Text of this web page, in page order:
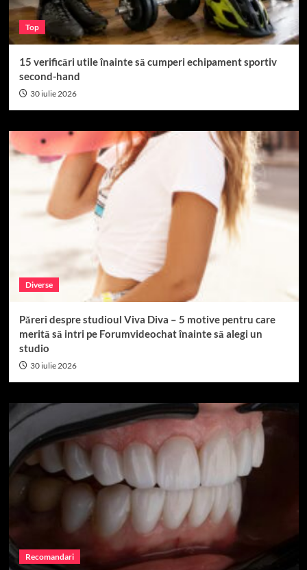
Top
15 verificări utile înainte să cumperi echipament sportiv
second-hand
30 iulie 2026
Diverse
Păreri despre studioul Viva Diva – 5 motive pentru care
merită să intri pe Forumvideochat înainte să alegi un
studio
30 iulie 2026
Recomandari